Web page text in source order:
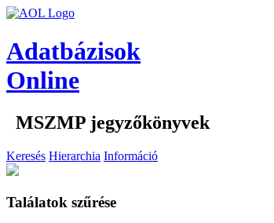
Adatbázisok
Online
MSZMP jegyzőkönyvek
Keresés Hierarchia Információ
Találatok szűrése